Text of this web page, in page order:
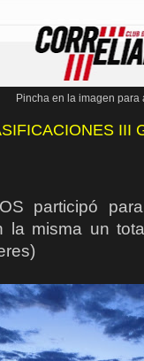
Pincha en la imagen para
III
participó
la misma un